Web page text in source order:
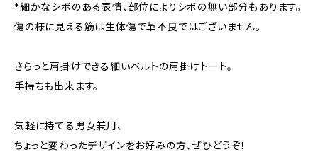
*細かなシボのある表情、部位によりシボの無い部分もあります。
傷の様に見える筋は生体傷で革不良ではございません。
さらっと肩掛けできる細いベルトの肩掛けトート。
手持ちも出来ます。
気軽に持てる男女兼用、
ちょっと変わったデザインをお好みの方、ぜひどうぞ！